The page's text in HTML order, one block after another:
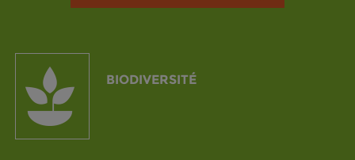
BIODIVERSITÉ